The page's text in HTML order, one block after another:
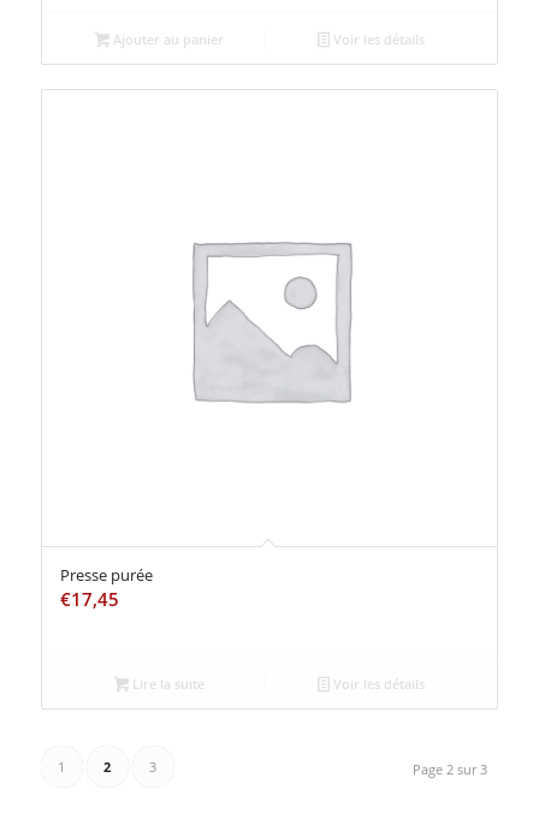
Ajouter au panier Voir les détails
Presse purée
€17,45
Lire la suite Voir les détails
Page 2 sur 3
1 2 3